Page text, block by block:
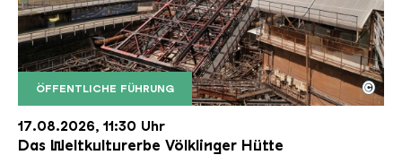
ÖFFENTLICHE FÜHRUNG
Der Erzschrägaufzug der Völklinger Hütte mit
Copyright: Weltkulturerbe Völklinger Hütte | Karl
©
17.08.2026, 11:30 Uhr
Das Weltkulturerbe Völklinger Hütte